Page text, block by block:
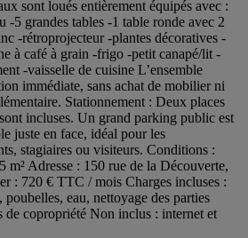
sont loués entièrement équipés avec :
-5 grandes tables -1 table ronde avec 2
-rétroprojecteur -plantes décoratives -
à café à grain -frigo -petit canapé/lit -
-vaisselle de cuisine L’ensemble
immédiate, sans achat de mobilier ni
Stationnement : Deux places
incluses. Un grand parking public est
juste en face, idéal pour les
stagiaires ou visiteurs. Conditions :
m² Adresse : 150 rue de la Découverte,
: 720 € TTC / mois Charges incluses :
poubelles, eau, nettoyage des parties
de copropriété Non inclus : internet et